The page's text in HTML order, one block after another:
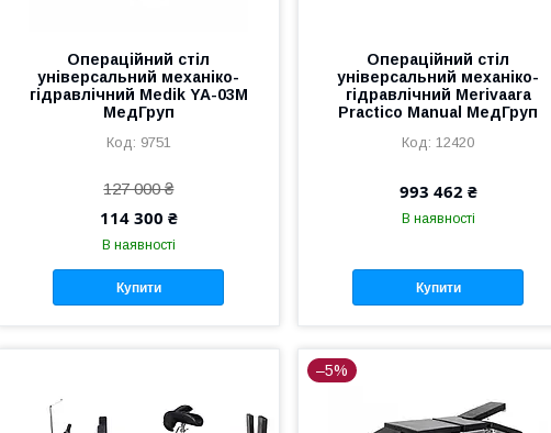
Операційний стіл
універсальний механіко-
гідравлічний Medik YA-03M
МедГруп
9751
127 000 ₴
114 300 ₴
В наявності
Купити
Операційний стіл
універсальний механіко-
гідравлічний Merivaara
Practico Manual МедГруп
12420
993 462 ₴
В наявності
Купити
–5%